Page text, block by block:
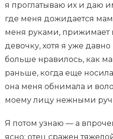
я проглатываю их и даю
где меня дожидается
меня руками, прижимает
девочку, хотя я уже
больше нравилось, как
раньше, когда еще
она меня обнимала и
моему лицу нежными
Я потом узнаю — а
ясно: отец сражен